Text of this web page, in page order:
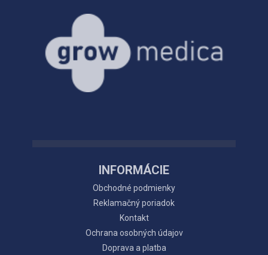
INFORMÁCIE
Obchodné podmienky
Reklamačný poriadok
Kontakt
Ochrana osobných údajov
Doprava a platba